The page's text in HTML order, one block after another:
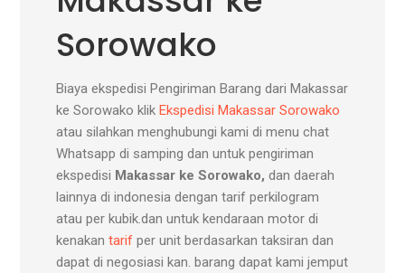
Sorowako
Biaya ekspedisi Pengiriman Barang dari Makassar
ke Sorowako klikEkspedisi Makassar Sorowako
atau silahkan menghubungi kami di menu chat
Whatsapp di samping dan untuk pengiriman
ekspedisi Makassar ke Sorowako,dan daerah
lainnya di indonesia dengan tarif perkilogram
atau per kubik.dan untuk kendaraan motor di
kenakantarif per unit berdasarkan taksiran dan
dapat di negosiasi kan. barang dapat kami jemput